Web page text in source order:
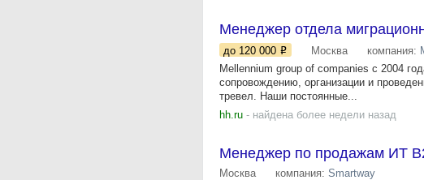
Менеджер отдела
до 120 000 Москва компания:
Mellennium group of companies c 2004
сопровождению, организации и
тревел. Наши постоянные...
hh.ru - найдена более недели назад
Менеджер по продажам ИТ
Москва компания: Smartway